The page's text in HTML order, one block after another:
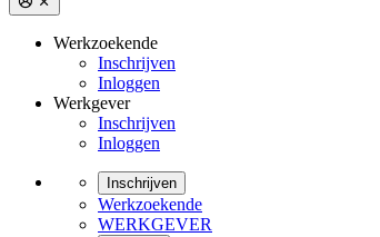
Werkzoekende
Inschrijven
Inloggen
Werkgever
Inschrijven
Inloggen
Inschrijven
Werkzoekende
WERKGEVER